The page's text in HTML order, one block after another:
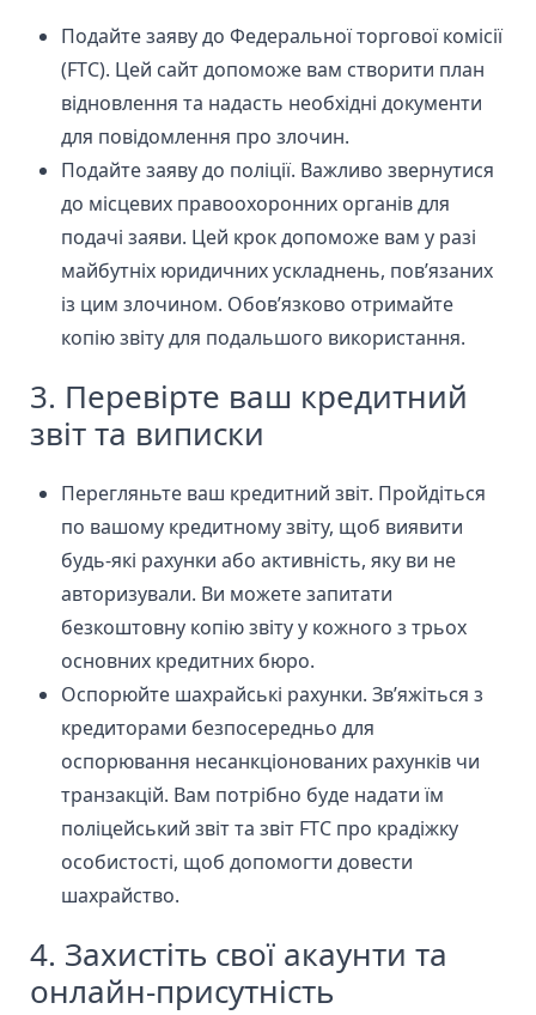
Подайте заяву до Федеральної торгової комісії
(FTC). Цей сайт допоможе вам створити план
відновлення та надасть необхідні документи
для повідомлення про злочин.
Подайте заяву до поліції. Важливо звернутися
до місцевих правоохоронних органів для
подачі заяви. Цей крок допоможе вам у разі
майбутніх юридичних ускладнень, пов’язаних
із цим злочином. Обов’язково отримайте
копію звіту для подальшого використання.
3. Перевірте ваш кредитний
звіт та виписки
Перегляньте ваш кредитний звіт. Пройдіться
по вашому кредитному звіту, щоб виявити
будь-які рахунки або активність, яку ви не
авторизували. Ви можете запитати
безкоштовну копію звіту у кожного з трьох
основних кредитних бюро.
Оспорюйте шахрайські рахунки. Зв’яжіться з
кредиторами безпосередньо для
оспорювання несанкціонованих рахунків чи
транзакцій. Вам потрібно буде надати їм
поліцейський звіт та звіт FTC про крадіжку
особистості, щоб допомогти довести
шахрайство.
4. Захистіть свої акаунти та
онлайн-присутність